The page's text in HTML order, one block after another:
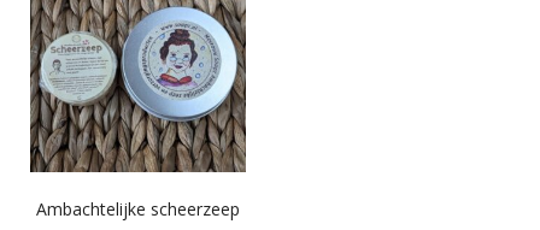
Ambachtelijke scheerzeep